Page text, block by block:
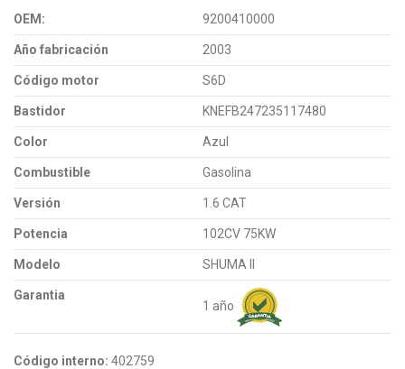
OEM: 9200410000
Año fabricación 2003
Código motor S6D
Bastidor KNEFB247235117480
Color Azul
Combustible Gasolina
Versión 1.6 CAT
Potencia 102CV 75KW
Modelo SHUMA II
Garantia
1 año
Código interno: 402759